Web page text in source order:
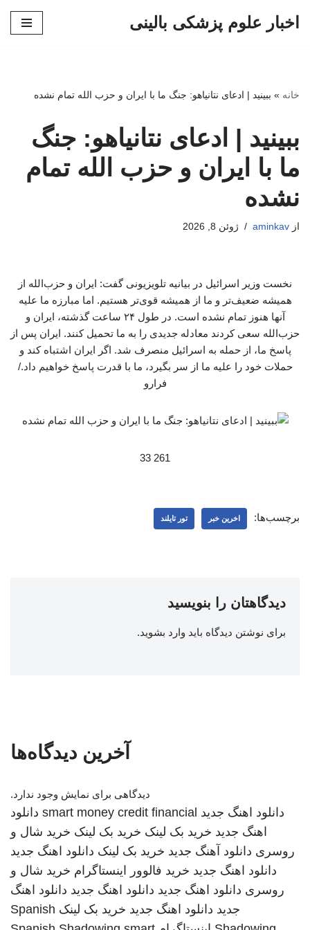
اخبار علوم پزشکی بالینی
خانه » ببینید | ادعای نتانیاهو: جنگ ما با ایران و حزب الله تمام نشده
ببینید | ادعای نتانیاهو: جنگ
ما با ایران و حزب الله تمام
نشده
از aminkav ژوئن 8, 2026
نخست وزیر اسرائیل در بیانیه تلویزیونی گفت: ایران و حزب‌الله از
همیشه ضعیف‌تر و ما از همیشه قوی‌تر هستیم. اما مبارزه ما علیه
آنها هنوز تمام نشده است. در طول ۲۴ ساعت گذشته، ایران و
حزب‌الله سعی کردند معادله جدیدی را به ما تحمیل کنند. ایران پس از
پاسخ ما، از حمله به اسرائیل منصرف شد. اگر ایران اشتباه کند و
حملات خود را علیه ما از سر بگیرد، ما با قدرت پاسخ خواهیم داد./
فرارو
261 33
برچسب‌ها: اخرین خبر تور تایلند
دیدگاهتان را بنویسید
برای نوشتن دیدگاه باید وارد بشوید.
آخرین دیدگاه‌ها
دیدگاهی برای نمایش وجود ندارد.
دانلود اهنگ جدید smart money credit financial دانلود
اهنگ جدید خرید بک لینک خرید بک لینک خرید شال و
روسری دانلود آهنگ جدید خرید بک لینک دانلود اهنگ جدید
دانلود اهنگ جدید خرید فالوور اینستاگرام خرید شال و
روسری دانلود اهنگ جدید دانلود اهنگ جدید دانلود اهنگ
جدید دانلود اهنگ جدید خرید بک لینک Spanish